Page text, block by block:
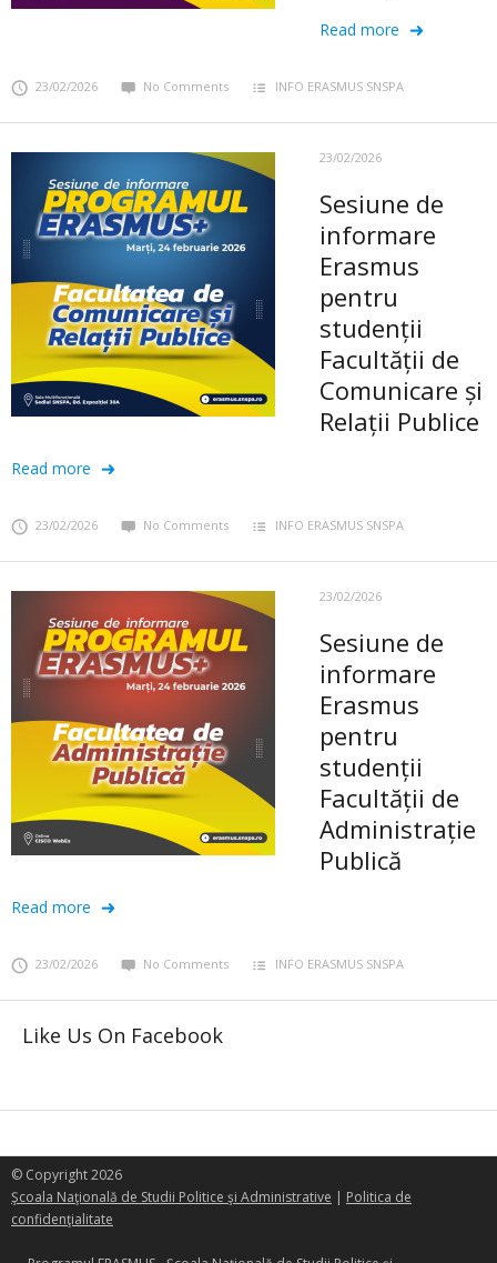
Read more
23/02/2026 No Comments INFO ERASMUS SNSPA
23/02/2026
Sesiune de
informare
Erasmus
pentru
studenții
Facultății de
Comunicare și
Relații Publice
Read more
23/02/2026 No Comments INFO ERASMUS SNSPA
23/02/2026
Sesiune de
informare
Erasmus
pentru
studenții
Facultății de
Administrație
Publică
Read more
23/02/2026 No Comments INFO ERASMUS SNSPA
Like Us On Facebook
© Copyright 2026
Şcoala Naţională de Studii Politice şi Administrative | Politica de
confidenţialitate